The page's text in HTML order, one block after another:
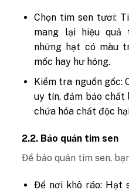
Chọn tim sen tươi:
mang lại hiệu quả
những hạt có màu
mốc hay hư hỏng.
Kiểm tra nguồn gốc:
uy tín, đảm bảo chất
chứa hóa chất độc
2.2. Bảo quản tim sen
Để bảo quản tim sen,
Để nơi khô ráo: Hạt